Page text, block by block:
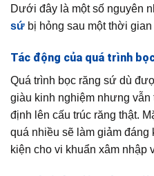
Dưới đây là một số nguyên
sứ bị hỏng sau một thời gian
Tác động của quá trình
Quá trình bọc răng sứ dù
giàu kinh nghiệm nhưng
định lên cấu trúc răng thật.
quá nhiều sẽ làm giảm đáng
kiện cho vi khuẩn xâm nhập